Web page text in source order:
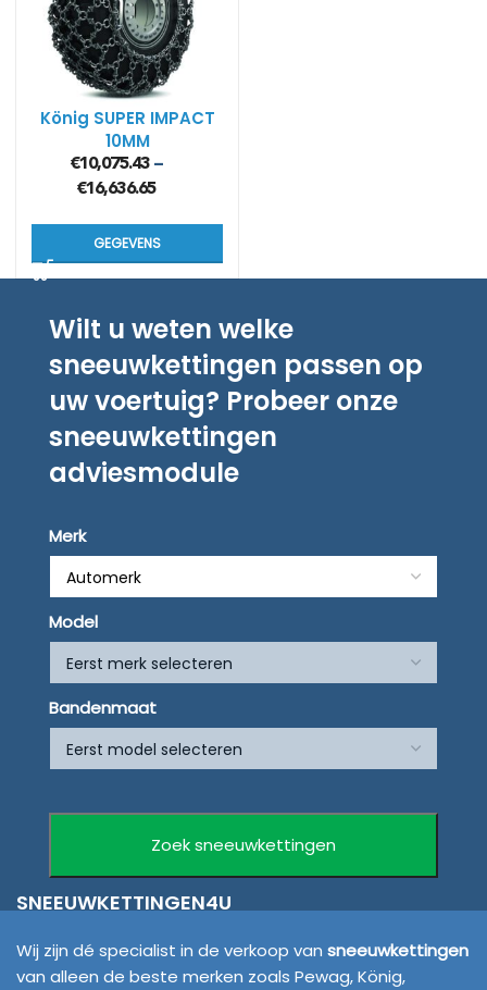
König SUPER IMPACT
10MM
€10,075.43–
€16,636.65
GEGEVENS
Wilt u weten welke
sneeuwkettingen passen op
uw voertuig? Probeer onze
sneeuwkettingen
adviesmodule
Merk
Model
Bandenmaat
SNEEUWKETTINGEN4U
Wij zijn dé specialist in de verkoop van sneeuwkettingen
van alleen de beste merken zoals Pewag, König,